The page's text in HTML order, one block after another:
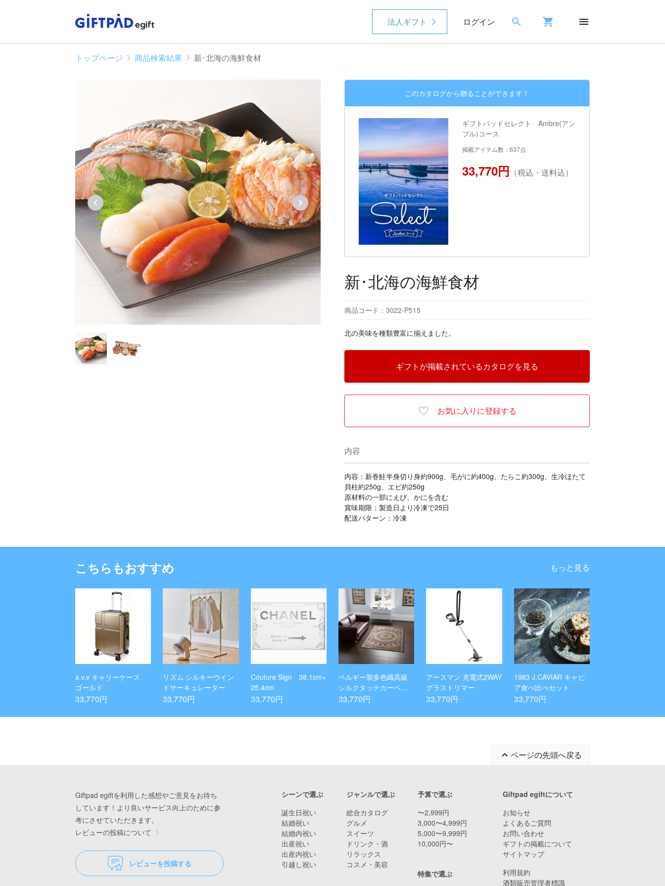
法人ギフト ログイン
トップページ 商品検索結果 新･北海の海鮮食材
このカタログから贈ることができます！
ギフトパッドセレクト Ambre(アン
ブル)コース
掲載アイテム数：637点
33,770円 （税込・送料込）
新･北海の海鮮食材
商品コード：3022-P515
北の美味を種類豊富に揃えました。
ギフトが掲載されているカタログを見る
お気に入りに登録する
内容
内容：新巻鮭半身切り身約900g、毛がに約400g、たらこ約300g、生冷ほたて
貝柱約250g、エビ約250g
原材料の一部にえび、かにを含む
賞味期限：製造日より冷凍で25日
配送パターン：冷凍
こちらもおすすめ もっと見る
a.v.v キャリーケース
ゴールド
33,770円
リズム シルキーウイン
ドサーキュレーター
33,770円
Couture Sign 38.1cm×
25.4cm
33,770円
ベルギー製多色織高級
シルクタッチカーペッ
ト
33,770円
アースマン 充電式2WAY
グラストリマー
33,770円
1983 J.CAVIAR キャビ
ア食べ比べセット
33,770円
ページの先頭へ戻る
Giftpad egiftを利用した感想やご意見をお待ち
しています！より良いサービス向上のために参
考にさせていただきます。
レビューの投稿について
レビューを投稿する
シーンで選ぶ
誕生日祝い
結婚祝い
結婚内祝い
出産祝い
出産内祝い
引越し祝い
予算で選ぶ
〜2,999円
3,000〜4,999円
5,000〜9,999円
10,000円〜
ジャンルで選ぶ
総合カタログ
グルメ
スイーツ
ドリンク・酒
リラックス
コスメ・美容
特集で選ぶ
Giftpad egiftについて
お知らせ
よくあるご質問
お問い合わせ
ギフトの掲載について
サイトマップ
利用規約
酒類販売管理者標識